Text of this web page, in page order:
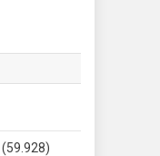
(59.928)